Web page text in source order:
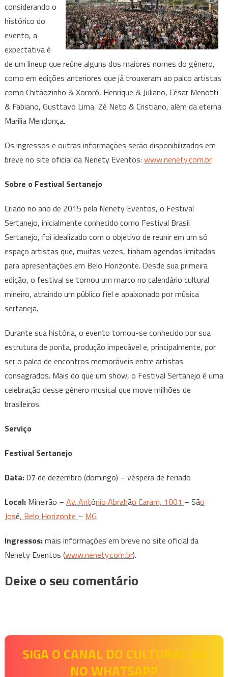
considerando o
histórico do
evento, a
expectativa é
de um lineup que reúne alguns dos maiores nomes do gênero,
como em edições anteriores que já trouxeram ao palco artistas
como Chitãozinho & Xororó, Henrique & Juliano, César Menotti
& Fabiano, Gusttavo Lima, Zé Neto & Cristiano, além da eterna
Marília Mendonça.
Os ingressos e outras informações serão disponibilizados em
breve no site oficial da Nenety Eventos: www.nenety.com.br.
Sobre o Festival Sertanejo
Criado no ano de 2015 pela Nenety Eventos, o Festival
Sertanejo, inicialmente conhecido como Festival Brasil
Sertanejo, foi idealizado com o objetivo de reunir em um só
espaço artistas que, muitas vezes, tinham agendas limitadas
para apresentações em Belo Horizonte. Desde sua primeira
edição, o festival se tornou um marco no calendário cultural
mineiro, atraindo um público fiel e apaixonado por música
sertaneja.
Durante sua história, o evento tornou-se conhecido por sua
estrutura de ponta, produção impecável e, principalmente, por
ser o palco de encontros memoráveis entre artistas
consagrados. Mais do que um show, o Festival Sertanejo é uma
celebração desse gênero musical que move milhões de
brasileiros.
Serviço
Festival Sertanejo
Data:07 de dezembro (domingo) – véspera de feriado
Local:Mineirão – Av. Antônio Abrahão Caram, 1001 – São
José, Belo Horizonte – MG
Ingressos:mais informações em breve no site oficial da
Nenety Eventos (www.nenety.com.br).
Deixe o seu comentário
SIGA O CANAL DO CULTURALIZA
NO WHATSAPP